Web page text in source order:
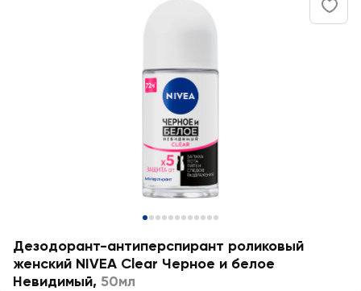
Дезодорант-антиперспирант роликовый
женский NIVEA Clear Черное и белое
Невидимый, 50мл